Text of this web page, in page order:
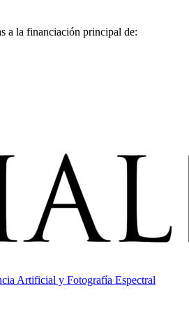
a la financiación principal de:
Artificial y Fotografía Espectral